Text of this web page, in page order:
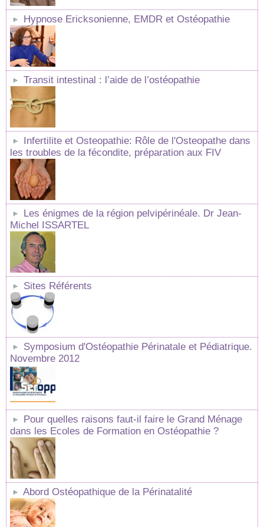
Hypnose Ericksonienne, EMDR et Ostéopathie
Transit intestinal : l’aide de l’ostéopathie
Infertilite et Osteopathie: Rôle de l'Osteopathe dans
les troubles de la fécondite, préparation aux FIV
Les énigmes de la région pelvipérinéale. Dr Jean-
Michel ISSARTEL
Sites Référents
Symposium d'Ostéopathie Périnatale et Pédiatrique.
Novembre 2012
Pour quelles raisons faut-il faire le Grand Ménage
dans les Ecoles de Formation en Ostéopathie ?
Abord Ostéopathique de la Périnatalité